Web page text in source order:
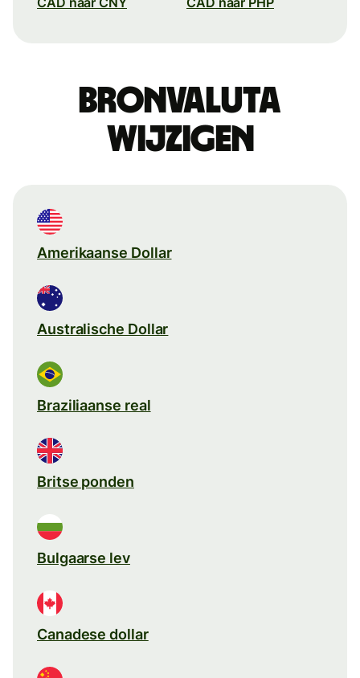
Bronvaluta
wijzigen
Amerikaanse Dollar
Australische Dollar
Braziliaanse real
Britse ponden
Bulgaarse lev
Canadese dollar